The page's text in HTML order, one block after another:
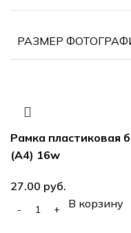
РАЗМЕР
Рамка пластиковая
(А4) 16w
27.00 руб.
В корзину